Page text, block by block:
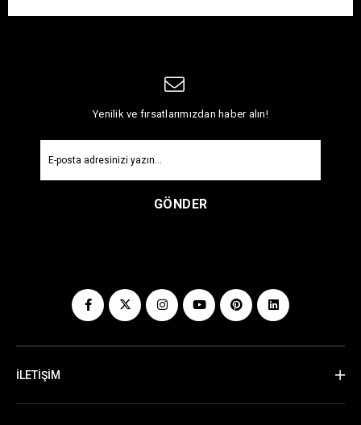
Yenilik ve fırsatlarımızdan haber alın!
GÖNDER
İLETİŞİM